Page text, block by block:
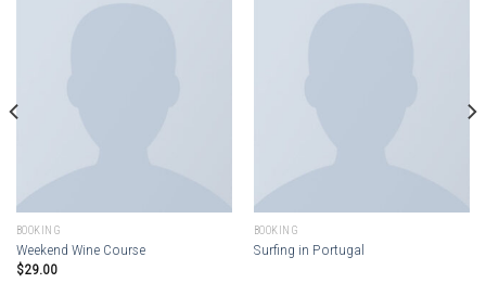
BOOKING
Weekend Wine Course
$29.00
BOOKING
Surfing in Portugal